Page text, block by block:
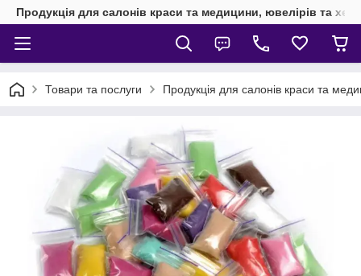
Продукція для салонів краси та медицини, ювелірів та
Товари та послуги Продукція для салонів краси та